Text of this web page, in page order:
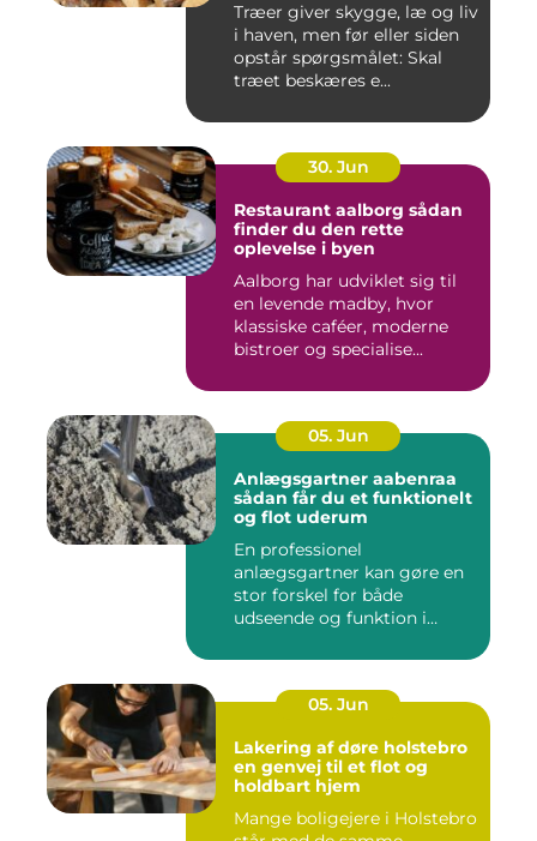
Træer giver skygge, læ og liv
i haven, men før eller siden
opstår spørgsmålet: Skal
træet beskæres e...
30. Jun
Restaurant aalborg sådan
finder du den rette
oplevelse i byen
Aalborg har udviklet sig til
en levende madby, hvor
klassiske caféer, moderne
bistroer og specialise...
05. Jun
Anlægsgartner aabenraa
sådan får du et funktionelt
og flot uderum
En professionel
anlægsgartner kan gøre en
stor forskel for både
udseende og funktion i
05. Jun
Lakering af døre holstebro
en genvej til et flot og
holdbart hjem
Mange boligejere i Holstebro